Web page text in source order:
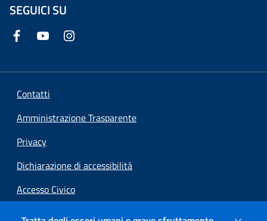
SEGUICI SU
Contatti
Amministrazione Trasparente
Privacy
Dichiarazione di accessibilità
Accesso Civico
Preferenze cookie